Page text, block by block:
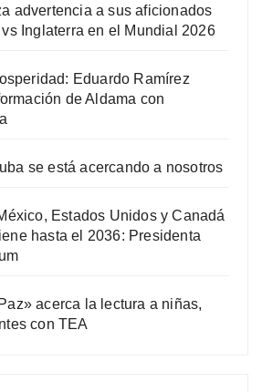
advertencia a sus aficionados
Inglaterra en el Mundial 2026
Eduardo Ramírez
de Aldama con
se está acercando a nosotros
Estados Unidos y Canadá
hasta el 2036: Presidenta
acerca la lectura a niñas,
con TEA